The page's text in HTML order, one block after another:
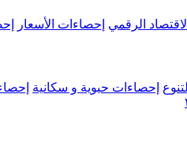
الرقمي إحصاءات الأسعار
إحصاءات حيوية و سكانية